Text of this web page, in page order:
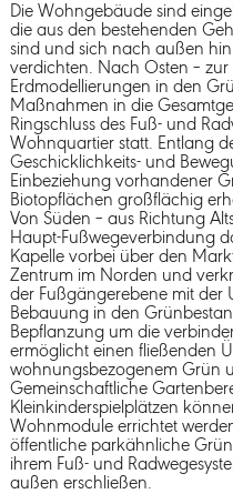
Die Wohngebäude sind
die aus den bestehenden
sind und sich nach außen
verdichten. Nach Osten – zur
Erdmodellierungen in den
Maßnahmen in die
Ringschluss des Fuß- und
Wohnquartier statt. Entlang
Geschicklichkeits- und
Einbeziehung vorhandener
Biotopflächen großflächig
Von Süden – aus Richtung
Haupt-Fußwegeverbindung
Kapelle vorbei über den
Zentrum im Norden und
der Fußgängerebene mit
Bebauung in den
Bepflanzung um die
ermöglicht einen fließenden
wohnungsbezogenem Grün
Gemeinschaftliche
Kleinkinderspielplätzen
Wohnmodule errichtet
öffentliche parkähnliche
ihrem Fuß- und
außen erschließen.